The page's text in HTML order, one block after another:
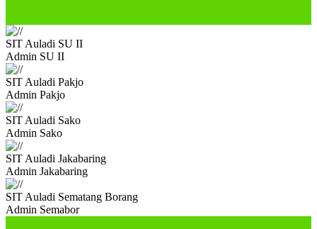
SIT Auladi SU II
Admin SU II
SIT Auladi Pakjo
Admin Pakjo
SIT Auladi Sako
Admin Sako
SIT Auladi Jakabaring
Admin Jakabaring
SIT Auladi Sematang Borang
Admin Semabor